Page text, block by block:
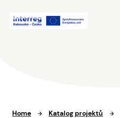
Home Katalog projektů